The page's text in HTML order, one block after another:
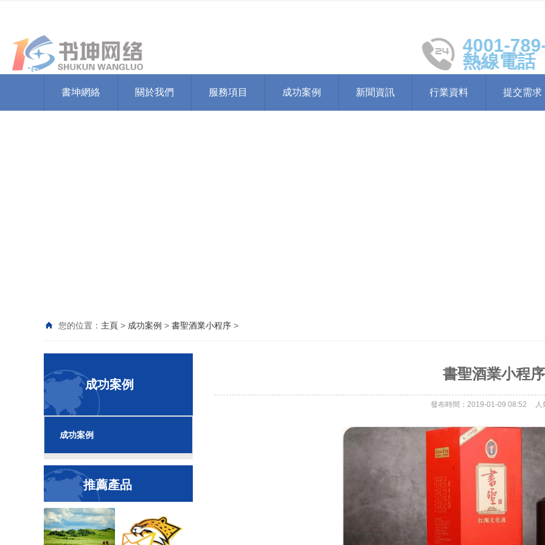
4001-789-
熱線電話
書坤網絡 關於我們 服務項目 成功案例 新聞資訊 行業資料 提交需求
您的位置： 主頁 > 成功案例 > 書聖酒業小程序 >
成功案例
成功案例
推薦產品
書聖酒業小程序
發布時間：2019-01-09 08:52 人